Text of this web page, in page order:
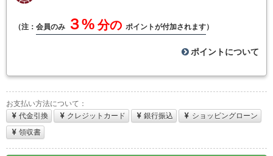
（注： 会員のみ ３% 分の ポイントが付加されます）
ポイントについて
お支払い方法について：
代金引換
クレジットカード 銀行振込
ショッピングローン
領収書